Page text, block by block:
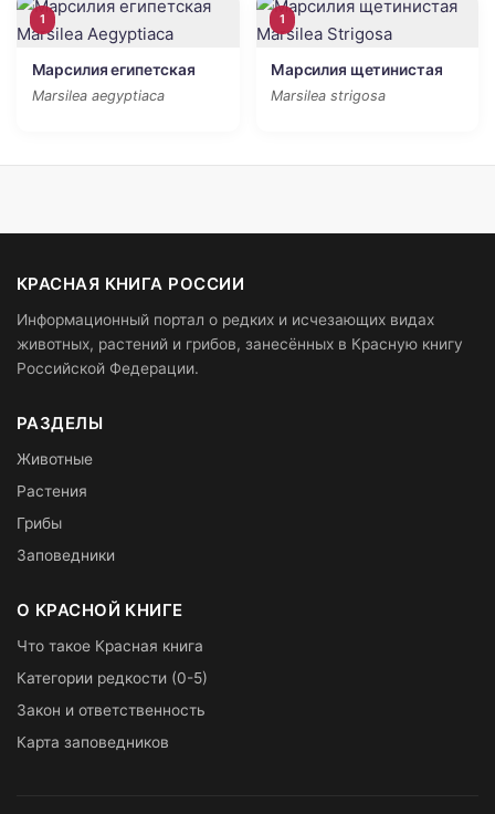
1
Марсилия египетская
Marsilea aegyptiaca
1
Марсилия щетинистая
Marsilea strigosa
КРАСНАЯ КНИГА РОССИИ
Информационный портал о редких и исчезающих видах
животных, растений и грибов, занесённых в Красную книгу
Российской Федерации.
РАЗДЕЛЫ
Животные
Растения
Грибы
Заповедники
О КРАСНОЙ КНИГЕ
Что такое Красная книга
Категории редкости (0-5)
Закон и ответственность
Карта заповедников